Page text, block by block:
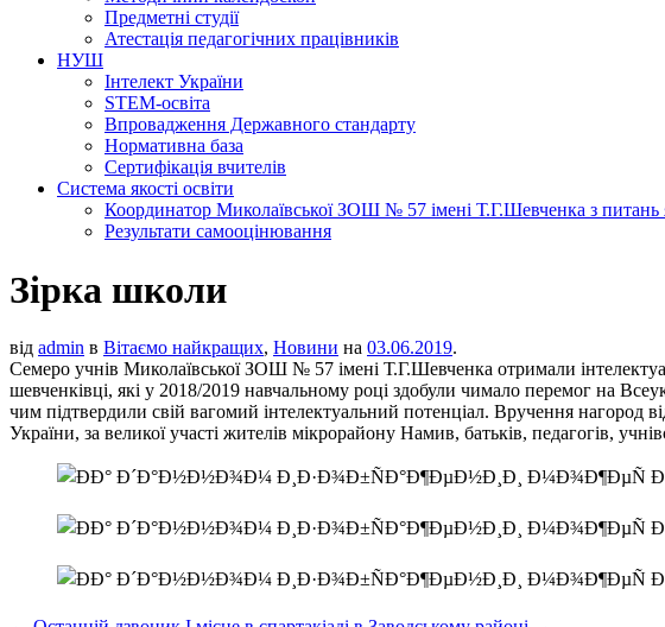
Предметні студії
Атестація педагогічних працівників
НУШ
Інтелект України
STEM-освіта
Впровадження Державного стандарту
Нормативна база
Сертифікація вчителів
Система якості освіти
Координатор Миколаївської ЗОШ № 57 імені Т.Г.Шевченка з питань
Результати самооцінювання
Зірка школи
від admin в Вітаємо найкращих, Новини на 03.06.2019.
Семеро учнів Миколаївської ЗОШ № 57 імені Т.Г.Шевченка отримали
шевченківці, які у 2018/2019 навчальному році здобули чимало перемог на
чим підтвердили свій вагомий інтелектуальний потенціал. Вручення нагород
України, за великої участі жителів мікрорайону Намив, батьків, педагогів,